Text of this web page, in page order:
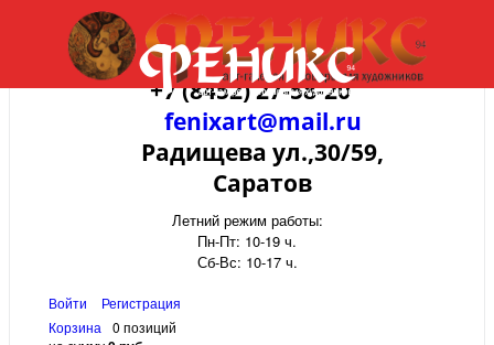
+7 (8452) 27-58-20
fenixart@mail.ru
Радищева ул.,30/59,
Саратов
Летний режим работы:
Пн-Пт: 10-19 ч.
Сб-Вс: 10-17 ч.
Войти
Регистрация
Корзина
0 позиций